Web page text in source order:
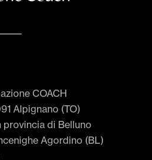
COACH
Alpignano (TO)
provincia di Belluno
Agordino (BL)